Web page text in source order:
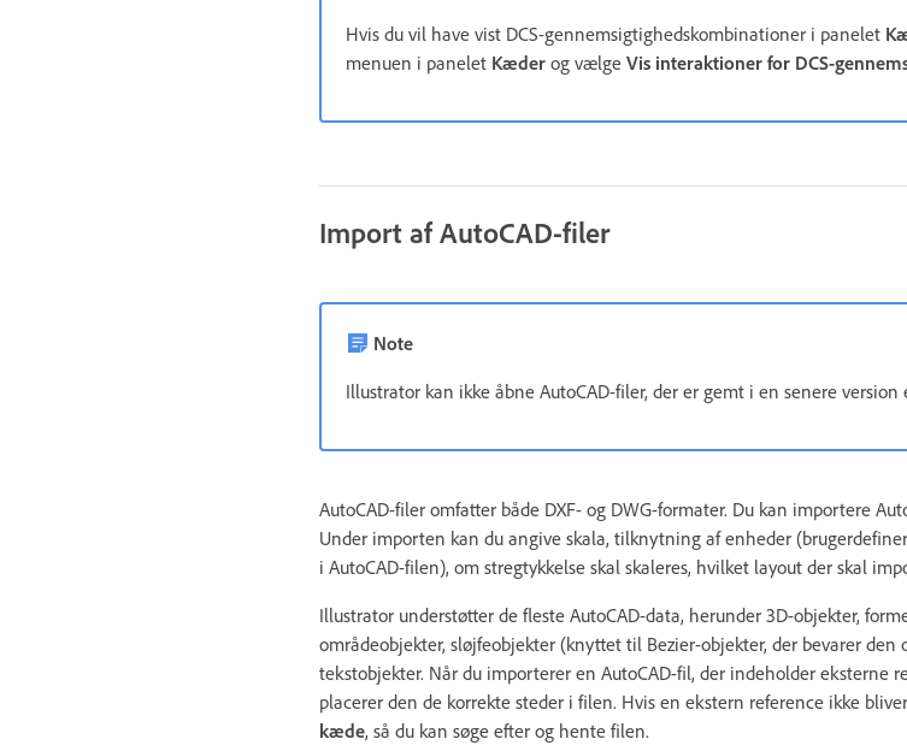
Hvis du vil have vist DCS-gennemsigtighedskombinationer i panelet
menuen i panelet Kæder og vælge Vis interaktioner for DCS-
Import af AutoCAD-filer
Note
Illustrator kan ikke åbne AutoCAD-filer, der er gemt i en senere version
AutoCAD-filer omfatter både DXF- og DWG-formater. Du kan importere
Under importen kan du angive skala, tilknytning af enheder
i AutoCAD-filen), om stregtykkelse skal skaleres, hvilket layout der skal
Illustrator understøtter de fleste AutoCAD-data, herunder 3D-objekter,
områdeobjekter, sløjfeobjekter (knyttet til Bezier-objekter, der bevarer
tekstobjekter. Når du importerer en AutoCAD-fil, der indeholder eksterne
placerer den de korrekte steder i filen. Hvis en ekstern reference ikke
kæde, så du kan søge efter og hente filen.